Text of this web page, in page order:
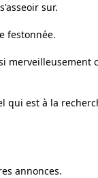
sur.
festonnée.
merveilleusement
qui est à la
annonces.